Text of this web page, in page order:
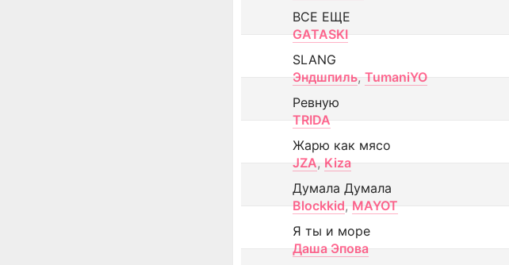
ВСЕ ЕЩЕ
GATASKI
SLANG
Эндшпиль, TumaniYO
Ревную
TRIDA
Жарю как мясо
JZA, Kiza
Думала Думала
Blockkid, MAYOT
Я ты и море
Даша Эпова